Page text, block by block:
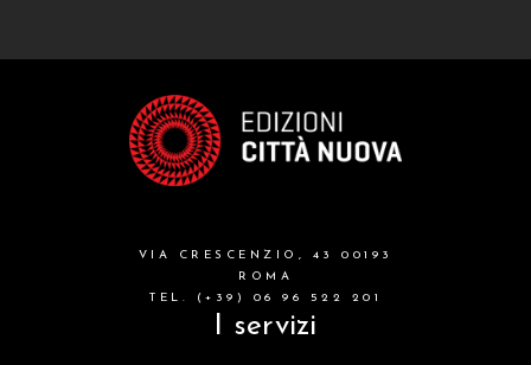
VIA CRESCENZIO, 43 00193
ROMA
TEL. (+39) 06 96 522 201
I servizi